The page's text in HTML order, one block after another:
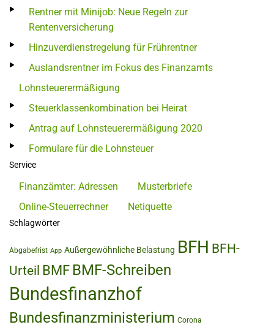
Rentner mit Minijob: Neue Regeln zur
Rentenversicherung
Hinzuverdienstregelung für Frührentner
Auslandsrentner im Fokus des Finanzamts
Lohnsteuerermäßigung
Steuerklassenkombination bei Heirat
Antrag auf Lohnsteuerermäßigung 2020
Formulare für die Lohnsteuer
Service
Finanzämter: Adressen
Musterbriefe
Online-Steuerrechner
Netiquette
Schlagwörter
Abgabefrist App Außergewöhnliche Belastung BFH BFH-
Urteil BMF BMF-Schreiben
Bundesfinanzhof
Bundesfinanzministerium Corona